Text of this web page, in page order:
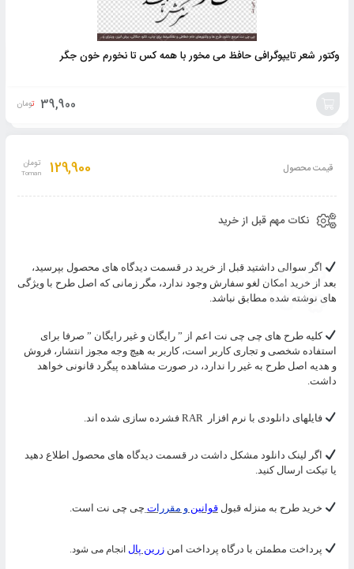
وکتور شعر تایپوگرافی حافظ می مخور با همه کس تا نخورم خون جگر
39,900 تومان
به
قیمت محصول 129,900 تومان
نکات مهم قبل از خرید
اگر سوالی داشتید قبل از خرید در قسمت دیدگاه های محصول بپرسید،
بعد از خرید امکان لغو سفارش وجود ندارد، مگر زمانی که اصل طرح با ویژگی
های نوشته شده مطابق نباشد.
کلیه طرح های چی چی نت اعم از ” رایگان و غیر رایگان ” صرفا برای
استفاده شخصی و تجاری کاربر است، کاربر به هیچ وجه مجوز انتشار، فروش
و هدیه اصل طرح به غیر را ندارد، در صورت مشاهده پیگرد قانونی خواهد
داشت.
فایلهای دانلودی با نرم افزار RARفشرده سازی شده اند.
اگر لینک دانلود مشکل داشت در قسمت دیدگاه های محصول اطلاع دهید
یا تیکت ارسال کنید.
خرید طرح به منزله قبول قوانینو مقررات چی چی نت است.
پرداخت مطمئن با درگاه پرداخت امن زرین پال انجام می شود.